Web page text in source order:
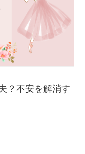
？不安を解消す